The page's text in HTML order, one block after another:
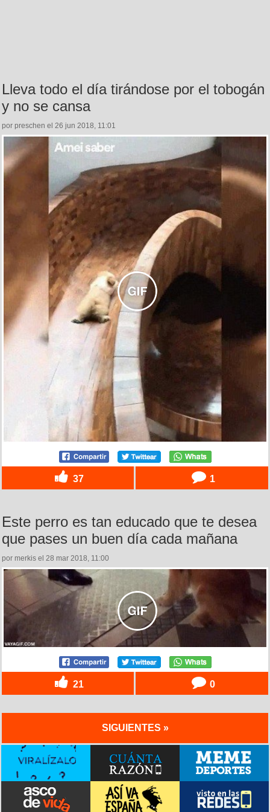
Lleva todo el día tirándose por el tobogán
y no se cansa
por preschen el 26 jun 2018, 11:01
37 1
Este perro es tan educado que te desea
que pases un buen día cada mañana
por merkis el 28 mar 2018, 11:00
21 0
SIGUIENTES »